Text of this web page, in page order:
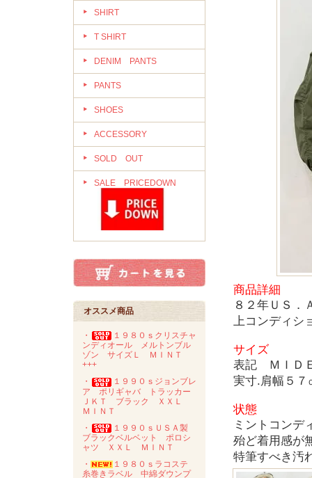
SHIRT
T SHIRT
DENIM PANTS
PANTS
SHOES
ACCESSORY
SOLD OUT
SALE PRICEDOWN
オススメ商品
・
１９８０ｓクリスチャ
ンディオール メルトンブル
ゾン サイズＬ ＭＩＮＴ
+++
・
１９９０ｓジョンブレ
ア ポリギャバ トラッカー
ＪＫＴ ブラック ＸＸＬ
ＭＩＮＴ
・
１９９０ｓＵＳＡ製
ブラックベルベット ポロシ
ャツ ＸＸＬ ＭＩＮＴ
・
１９８０ｓラコステ
糸巻きラベル 中綿ダウンプ
商品詳細
８２年ＵＳ
上コンディシ
サイズ
表記 ＭＩＤ
実寸.肩幅５７
状態
ミントコンデ
殆ど着用感が
特筆すべき汚